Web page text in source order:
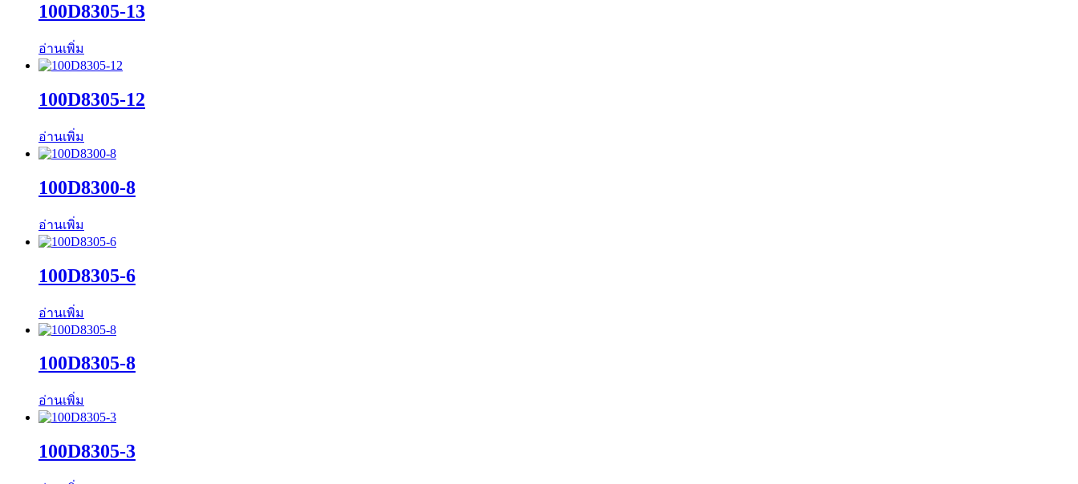
100D8305-13
อ่านเพิ่ม
100D8305-12
อ่านเพิ่ม
100D8300-8
อ่านเพิ่ม
100D8305-6
อ่านเพิ่ม
100D8305-8
อ่านเพิ่ม
100D8305-3